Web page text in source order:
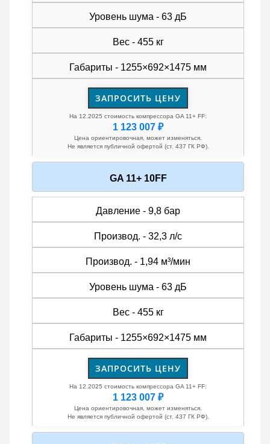
Уровень шума - 63 дБ
Вес - 455 кг
Габариты - 1255×692×1475 мм
ЗАПРОСИТЬ ЦЕНУ
На 12.2025 стоимость компрессора GA 11+ FF:
1 123 007 ₽
Цена ориентировочная, может изменяться.
Не является публичной офертой (ст. 437 ГК РФ).
GA 11+ 10FF
Давление - 9,8 бар
Производ. - 32,3 л/с
Производ. - 1,94 м³/мин
Уровень шума - 63 дБ
Вес - 455 кг
Габариты - 1255×692×1475 мм
ЗАПРОСИТЬ ЦЕНУ
На 12.2025 стоимость компрессора GA 11+ FF:
1 123 007 ₽
Цена ориентировочная, может изменяться.
Не является публичной офертой (ст. 437 ГК РФ).